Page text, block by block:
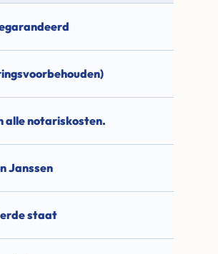
alle notariskosten.
Janssen
staat